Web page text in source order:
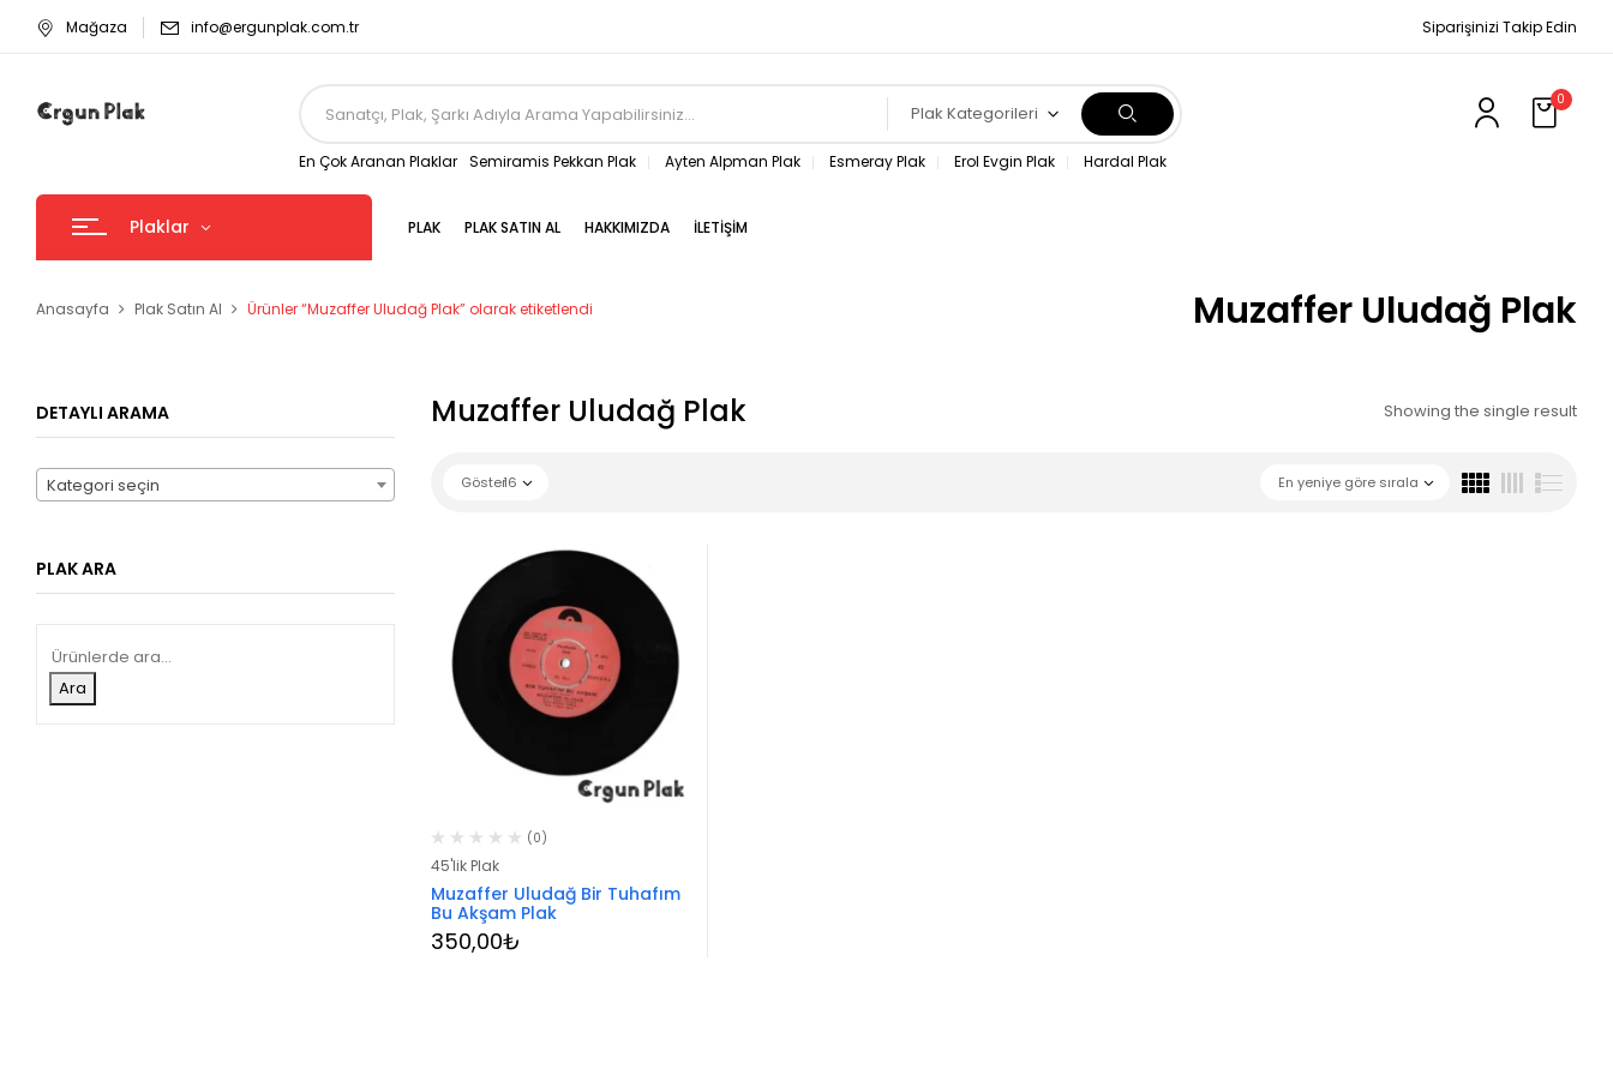
Mağaza info@ergunplak.com.tr Siparişinizi Takip Edin
Plak Kategorileri
En Çok Aranan Plaklar Semiramis Pekkan Plak Ayten Alpman Plak Esmeray Plak Erol Evgin Plak Hardal Plak
0
Plaklar PLAK PLAK SATIN AL HAKKIMIZDA İLETIŞIM
Muzaffer Uludağ Plak
Anasayfa Plak Satın Al Ürünler “Muzaffer Uludağ Plak” olarak etiketlendi
DETAYLI ARAMA
Kategori seçin
PLAK ARA
Ara
Muzaffer Uludağ Plak Showing the single result
En yeniye göre sırala
Göster16
(0)
45'lik Plak
Muzaffer Uludağ Bir Tuhafım
Bu Akşam Plak
350,00₺